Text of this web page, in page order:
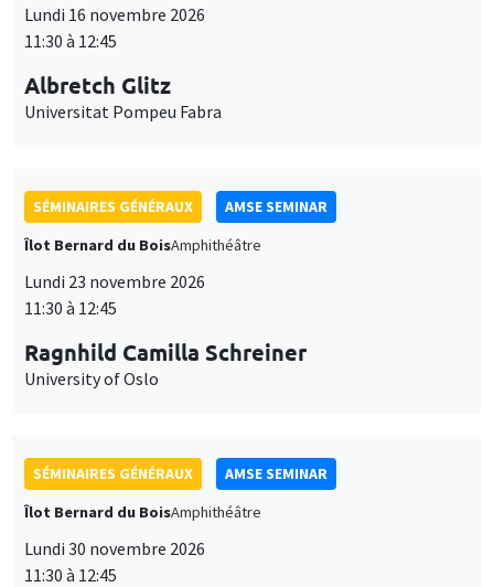
Lundi 16 novembre 2026
11:30 à 12:45
Albretch Glitz
Universitat Pompeu Fabra
SÉMINAIRES GÉNÉRAUX
AMSE SEMINAR
Îlot Bernard du BoisAmphithéâtre
Lundi 23 novembre 2026
11:30 à 12:45
Ragnhild Camilla Schreiner
University of Oslo
SÉMINAIRES GÉNÉRAUX
AMSE SEMINAR
Îlot Bernard du BoisAmphithéâtre
Lundi 30 novembre 2026
11:30 à 12:45